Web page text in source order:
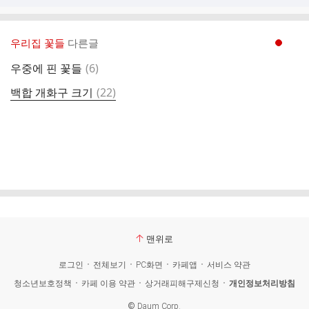
우리집 꽃들 다른글
우중에 핀 꽃들 댓
(6)
백합 개화구 크기 댓
글
(22)
맨위로
로그인 전체보기 PC화면 카페앱
서비스 약관
청소년보호정책
카페 이용 약관 상거래피해구제신청 개인정보처리방침
© Daum Corp.